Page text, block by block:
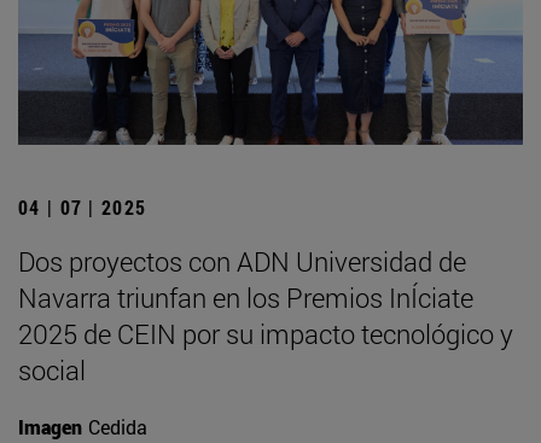
04 | 07 | 2025
Dos proyectos con ADN Universidad de
Navarra triunfan en los Premios InÍciate
2025 de CEIN por su impacto tecnológico y
social
Imagen Cedida